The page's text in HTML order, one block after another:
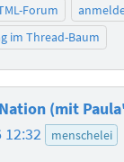
Forum
im Thread-Baum
(mit
12:32 menschelei